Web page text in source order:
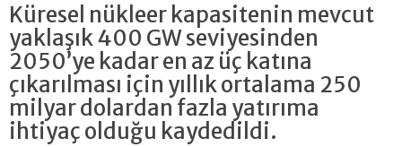
Küresel nükleer kapasitenin mevcut
yaklaşık 400 GW seviyesinden
2050’ye kadar en az üç katına
çıkarılması için yıllık ortalama 250
milyar dolardan fazla yatırıma
ihtiyaç olduğu kaydedildi.